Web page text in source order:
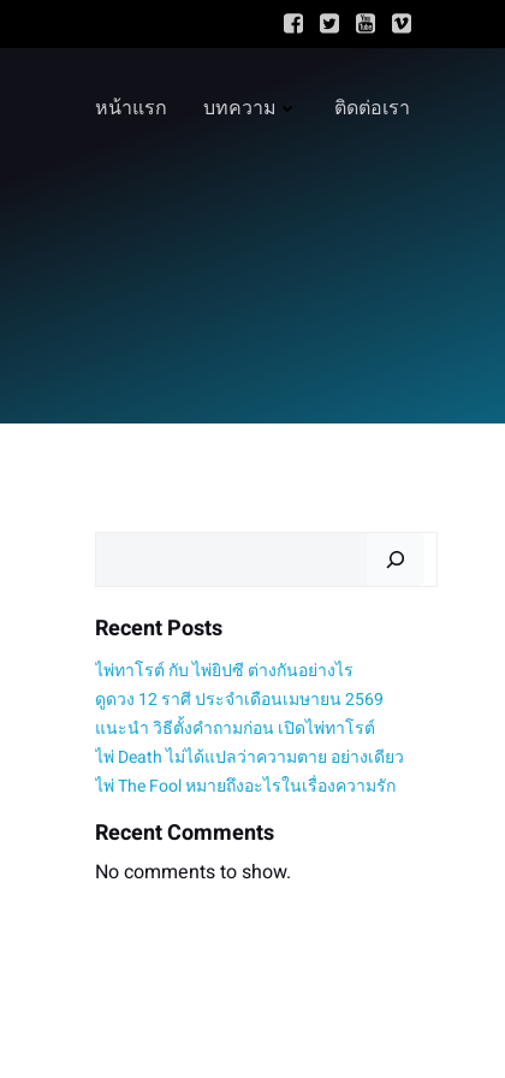
หน้าแรก บทความ ติดต่อเรา
Recent Posts
ไพ่ทาโรต์ กับ ไพ่ยิปซี ต่างกันอย่างไร
ดูดวง 12 ราศี ประจำเดือนเมษายน 2569
แนะนำ วิธีตั้งคำถามก่อน เปิดไพ่ทาโรต์
ไพ่ Death ไม่ได้แปลว่าความตาย อย่างเดียว
ไพ่ The Fool หมายถึงอะไรในเรื่องความรัก
Recent Comments
No comments to show.